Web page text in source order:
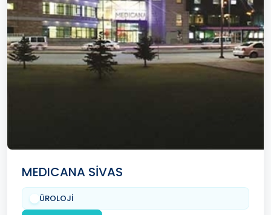
MEDICANA SİVAS
ÜROLOJİ